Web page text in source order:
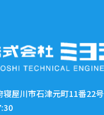
寝屋川市石津元町11番22号